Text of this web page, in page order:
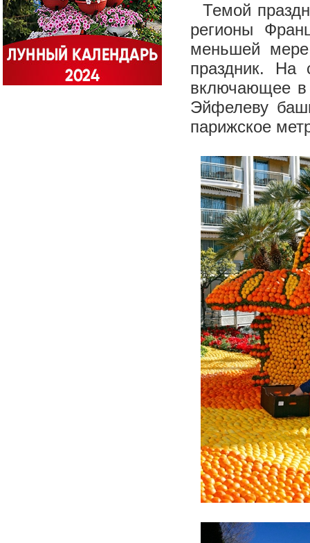
Темой
регионы
меньшей мере
праздник. На
включающее в
Эйфелеву
парижское